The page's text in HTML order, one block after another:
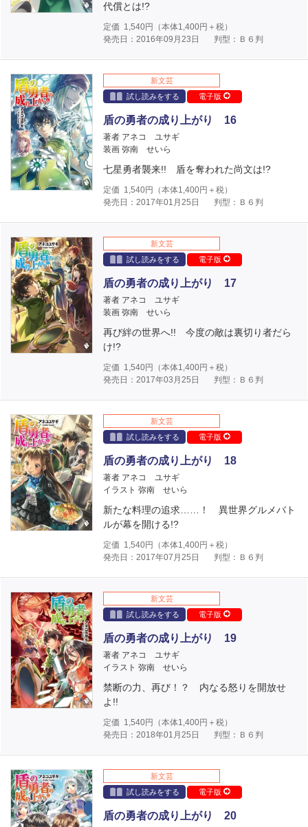
代償とは!?
定価 1,540円（本体1,400円＋税）
発売日：2016年09月23日
判型：Ｂ６判
新文芸
試し読みをする
電子版
盾の勇者の成り上がり 16
著者 アネコ ユサギ
装画 弥南 せいら
七星勇者襲来!! 盾を奪われた尚文は!?
定価 1,540円（本体1,400円＋税）
発売日：2017年01月25日
判型：Ｂ６判
新文芸
試し読みをする
電子版
盾の勇者の成り上がり 17
著者 アネコ ユサギ
装画 弥南 せいら
再び絆の世界へ!! 今度の敵は裏切り者だら
け!?
定価 1,540円（本体1,400円＋税）
発売日：2017年03月25日
判型：Ｂ６判
新文芸
試し読みをする
電子版
盾の勇者の成り上がり 18
著者 アネコ ユサギ
イラスト 弥南 せいら
新たな料理の追求……！ 異世界グルメバト
ルが幕を開ける!?
定価 1,540円（本体1,400円＋税）
発売日：2017年07月25日
判型：Ｂ６判
新文芸
試し読みをする
電子版
盾の勇者の成り上がり 19
著者 アネコ ユサギ
イラスト 弥南 せいら
禁断の力、再び！？ 内なる怒りを開放せ
よ!!
定価 1,540円（本体1,400円＋税）
発売日：2018年01月25日
判型：Ｂ６判
新文芸
試し読みをする
電子版
盾の勇者の成り上がり 20